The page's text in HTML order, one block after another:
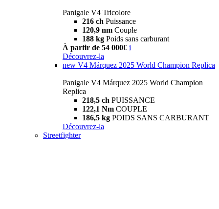
Panigale V4 Tricolore
216 ch Puissance
120,9 nm Couple
188 kg Poids sans carburant
À partir de 54 000€ i
Découvrez-la
new V4 Márquez 2025 World Champion Replica
Panigale V4 Márquez 2025 World Champion
Replica
218,5 ch PUISSANCE
122,1 Nm COUPLE
186,5 kg POIDS SANS CARBURANT
Découvrez-la
Streetfighter